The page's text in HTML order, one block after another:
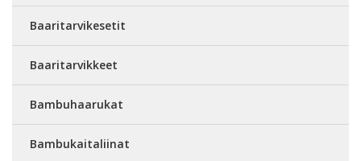
Baaritarvikesetit
Baaritarvikkeet
Bambuhaarukat
Bambukaitaliinat